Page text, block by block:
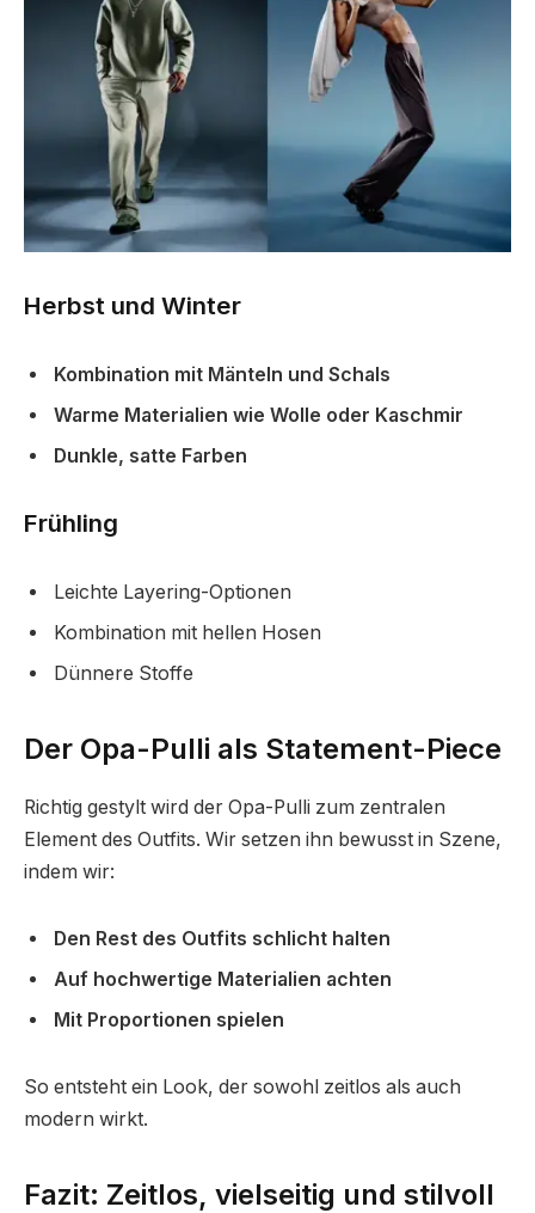
Herbst und Winter
Kombination mit Mänteln und Schals
Warme Materialien wie Wolle oder Kaschmir
Dunkle, satte Farben
Frühling
Leichte Layering-Optionen
Kombination mit hellen Hosen
Dünnere Stoffe
Der Opa-Pulli als Statement-Piece
Richtig gestylt wird der Opa-Pulli zum zentralen
Element des Outfits. Wir setzen ihn bewusst in Szene,
indem wir:
Den Rest des Outfits schlicht halten
Auf hochwertige Materialien achten
Mit Proportionen spielen
So entsteht ein Look, der sowohl zeitlos als auch
modern wirkt.
Fazit: Zeitlos, vielseitig und stilvoll